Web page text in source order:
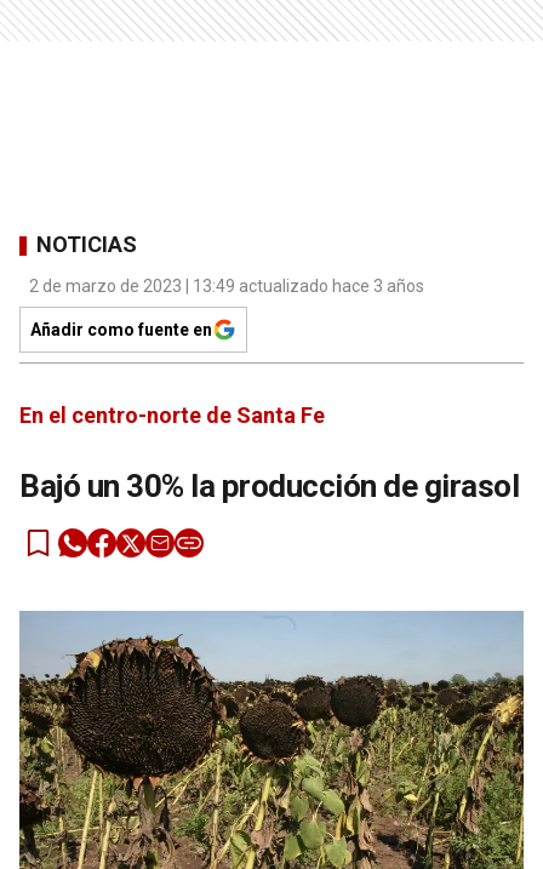
NOTICIAS
2 de marzo de 2023 | 13:49 actualizado hace 3 años
Añadir como fuente en
En el centro-norte de Santa Fe
Bajó un 30% la producción de girasol